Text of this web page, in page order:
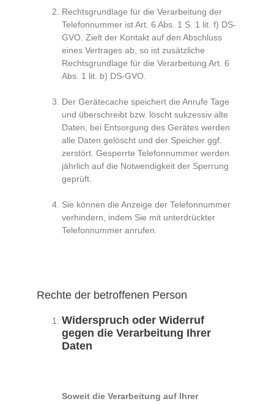
Rechtsgrundlage für die Verarbeitung der
Telefonnummer ist Art. 6 Abs. 1 S. 1 lit. f) DS-
GVO. Zielt der Kontakt auf den Abschluss
eines Vertrages ab, so ist zusätzliche
Rechtsgrundlage für die Verarbeitung Art. 6
Abs. 1 lit. b) DS-GVO.
Der Gerätecache speichert die Anrufe Tage
und überschreibt bzw. löscht sukzessiv alte
Daten, bei Entsorgung des Gerätes werden
alle Daten gelöscht und der Speicher ggf.
zerstört. Gesperrte Telefonnummer werden
jährlich auf die Notwendigkeit der Sperrung
geprüft.
Sie können die Anzeige der Telefonnummer
verhindern, indem Sie mit unterdrückter
Telefonnummer anrufen.
Rechte der betroffenen Person
Widerspruch oder Widerruf
gegen die Verarbeitung Ihrer
Daten
Soweit die Verarbeitung auf Ihrer